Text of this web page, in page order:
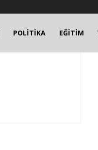
POLİTİKA EĞİTİM